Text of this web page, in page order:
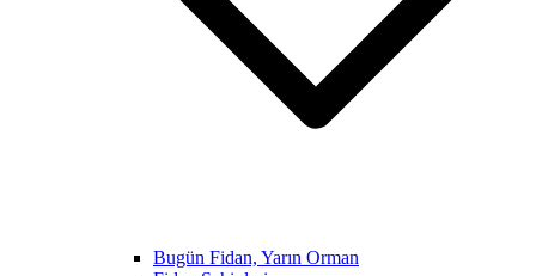
Bugün Fidan, Yarın Orman